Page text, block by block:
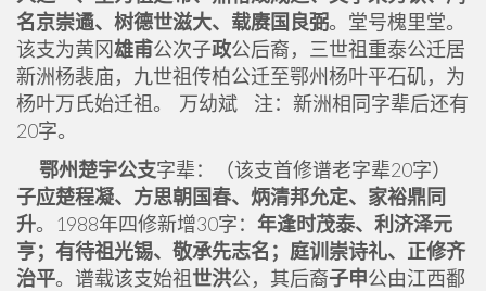
名京崇遹、树德世滋大、载赓国良弼。堂号槐里堂。
该支为黄冈雄甫公次子政公后裔，三世祖重泰公迁居
新洲杨裴庙，九世祖传柏公迁至鄂州杨叶平石矶，为
杨叶万氏始迁祖。 万幼斌 注：新洲相同字辈后还有
20字。
鄂州楚宇公支字辈：（该支首修谱老字辈20字）
子应楚程凝、方思朝国春、炳清邦允定、家裕鼎同
升。1988年四修新增30字： 年逢时茂泰、利济泽元
亨；有待祖光锡、敬承先志名；庭训崇诗礼、正修齐
治平。谱载该支始祖世洪公，其后裔子申公由江西鄱